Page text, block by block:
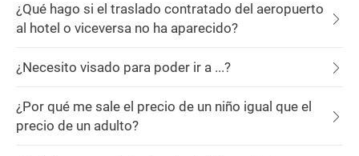
¿Qué hago si el traslado contratado del aeropuerto
al hotel o viceversa no ha aparecido?
¿Necesito visado para poder ir a ...?
¿Por qué me sale el precio de un niño igual que el
precio de un adulto?